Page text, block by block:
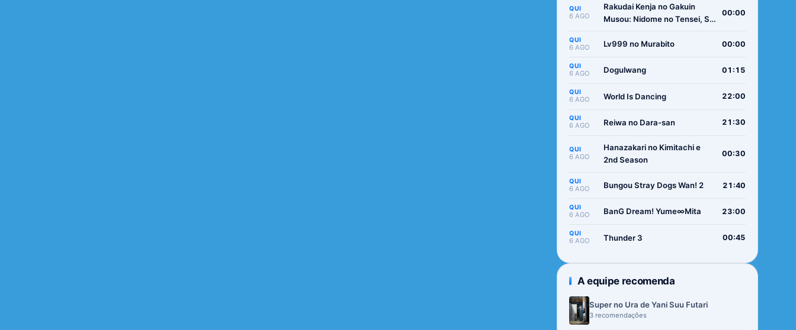
QUI
6 AGO
Rakudai Kenja no Gakuin
Musou: Nidome no Tensei, S-
Boukenroku
00:00
QUI
6 AGO Lv999 no Murabito 00:00
QUI
6 AGO Dogulwang 01:15
QUI
6 AGO World Is Dancing 22:00
QUI
6 AGO Reiwa no Dara-san 21:30
QUI
6 AGO
Hanazakari no Kimitachi e
2nd Season
00:30
QUI
6 AGO Bungou Stray Dogs Wan! 2 21:40
QUI
6 AGO BanG Dream! Yume∞Mita 23:00
QUI
6 AGO Thunder 3 00:45
A equipe recomenda
Super no Ura de Yani Suu Futari
3 recomendações